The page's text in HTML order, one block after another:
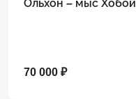
Ольхон – мыс
70 000 ₽